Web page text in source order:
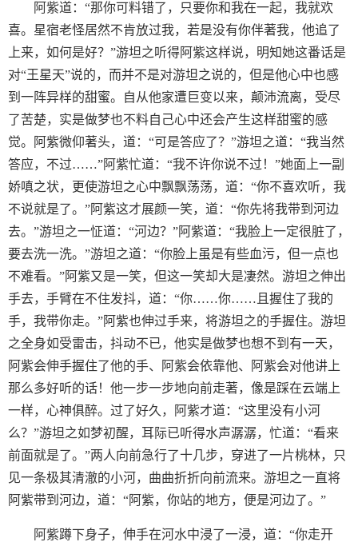
阿紫道：“那你可料错了，只要你和我在一起，我就欢
喜。星宿老怪居然不肯放过我，若是没有你伴著我，他追了
上来，如何是好？”游坦之听得阿紫这样说，明知她这番话是
对“王星天”说的，而并不是对游坦之说的，但是他心中也感
到一阵异样的甜蜜。自从他家遭巨变以来，颠沛流离，受尽
了苦楚，实是做梦也不料自己心中还会产生这样甜蜜的感
觉。阿紫微仰著头，道：“可是答应了？”游坦之道：“我当然
答应，不过……”阿紫忙道：“我不许你说不过！”她面上一副
娇嗔之状，更使游坦之心中飘飘荡荡，道：“你不喜欢听，我
不说就是了。”阿紫这才展颜一笑，道：“你先将我带到河边
去。”游坦之一怔道：“河边？”阿紫道：“我脸上一定很脏了，
要去洗一洗。”游坦之道：“你脸上虽是有些血污，但一点也
不难看。”阿紫又是一笑，但这一笑却大是凄然。游坦之伸出
手去，手臂在不住发抖，道：“你……你……且握住了我的
手，我带你走。”阿紫也伸过手来，将游坦之的手握住。游坦
之全身如受雷击，抖动不已，他实是做梦也想不到有一天，
阿紫会伸手握住了他的手、阿紫会依靠他、阿紫会对他讲上
那么多好听的话！他一步一步地向前走著，像是踩在云端上
一样，心神俱醉。过了好久，阿紫才道：“这里没有小河
么？”游坦之如梦初醒，耳际已听得水声潺潺，忙道：“看来
前面就是了。”两人向前急行了十几步，穿进了一片桃林，只
见一条极其清澈的小河，曲曲折折向前流来。游坦之一直将
阿紫带到河边，道：“阿紫，你站的地方，便是河边了。”
阿紫蹲下身子，伸手在河水中浸了一浸，道：“你走开